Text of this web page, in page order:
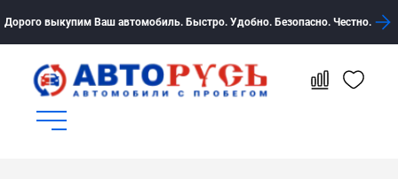
Дорого выкупим Ваш автомобиль. Быстро. Удобно. Безопасно. Честно.